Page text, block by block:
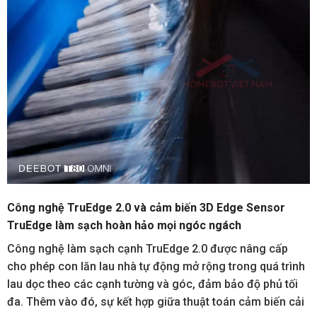
Công nghệ TruEdge 2.0 và cảm biến 3D Edge Sensor
TruEdge làm sạch hoàn hảo mọi ngóc ngách
Công nghệ làm sạch cạnh TruEdge 2.0 được nâng cấp
cho phép con lăn lau nhà tự động mở rộng trong quá trình
lau dọc theo các cạnh tường và góc, đảm bảo độ phủ tối
đa. Thêm vào đó, sự kết hợp giữa thuật toán cảm biến cải